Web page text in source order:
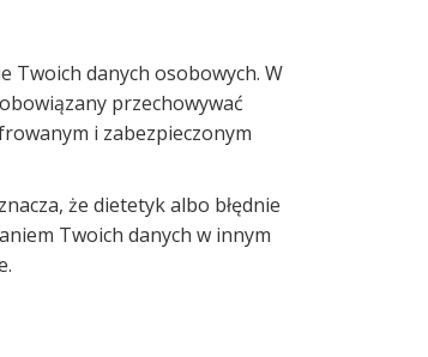
Twoich danych osobowych. W
przechowywać
i zabezpieczonym
że dietetyk albo błędnie
Twoich danych w innym